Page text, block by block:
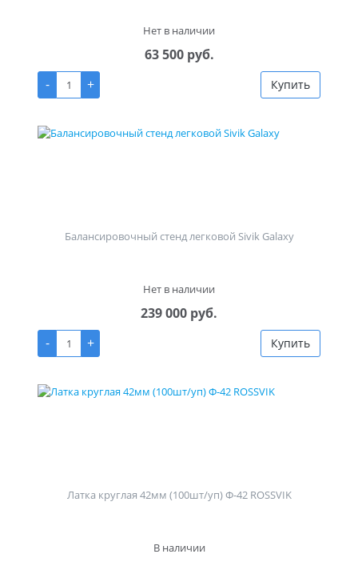
Нет в наличии
63 500 руб.
-
+ Купить
Балансировочный стенд легковой Sivik Galaxy
Нет в наличии
239 000 руб.
-
+ Купить
Латка круглая 42мм (100шт/уп) Ф-42 ROSSVIK
В наличии